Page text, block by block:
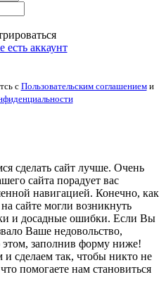
есть аккаунт
с Пользовательским соглашениеми
сделать сайт лучше. Очень
сайта порадует вас
навигацией. Конечно, как
сайте могли возникнуть
и досадные ошибки. Если Вы
Ваше недовольство,
заполнив форму ниже!
сделаем так, чтобы никто не
помогаете нам становиться